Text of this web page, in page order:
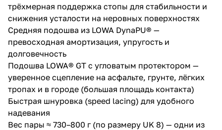
трёхмерная поддержка стопы для стабильности и
снижения усталости на неровных поверхностях
Средняя подошва из LOWA DynaPU® —
превосходная амортизация, упругость и
долговечность
Подошва LOWA® GT с угловатым протектором —
уверенное сцепление на асфальте, грунте, лёгких
тропах и в городе (большая площадь контакта)
Быстрая шнуровка (speed lacing) для удобного
надевания
Вес пары ≈ 730–800 г (по размеру UK 8) — одни из